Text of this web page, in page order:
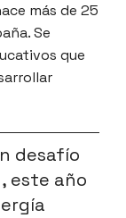
más de 25
Se
que
desafío
este año